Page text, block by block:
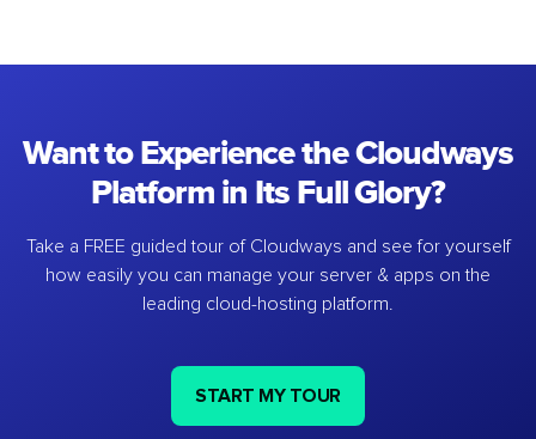
Want to Experience the Cloudways
Platform in Its Full Glory?
Take a FREE guided tour of Cloudways and see for yourself
how easily you can manage your server & apps on the
leading cloud-hosting platform.
START MY TOUR